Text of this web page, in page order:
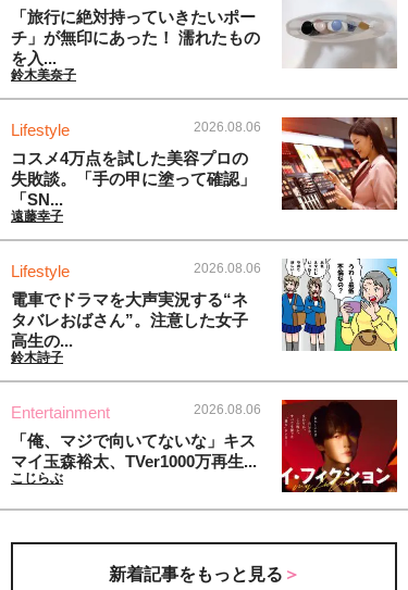
「旅行に絶対持っていきたいポー
チ」が無印にあった！ 濡れたもの
を入...
鈴木美奈子
Lifestyle 2026.08.06
コスメ4万点を試した美容プロの
失敗談。「手の甲に塗って確認」
「SN...
遠藤幸子
Lifestyle 2026.08.06
電車でドラマを大声実況する“ネ
タバレおばさん”。注意した女子
高生の...
鈴木詩子
Entertainment 2026.08.06
「俺、マジで向いてないな」キス
マイ玉森裕太、TVer1000万再生...
こじらぶ
新着記事をもっと見る